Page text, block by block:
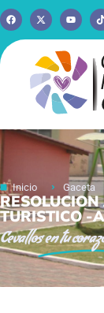
Inicio Gaceta
TURISTICO -
Cevallosen tu